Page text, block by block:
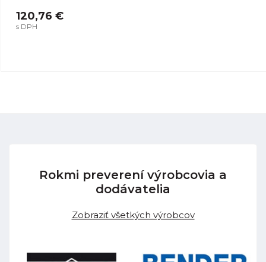
120,76 €
s DPH
Rokmi preverení výrobcovia a
dodávatelia
Zobraziť všetkých výrobcov